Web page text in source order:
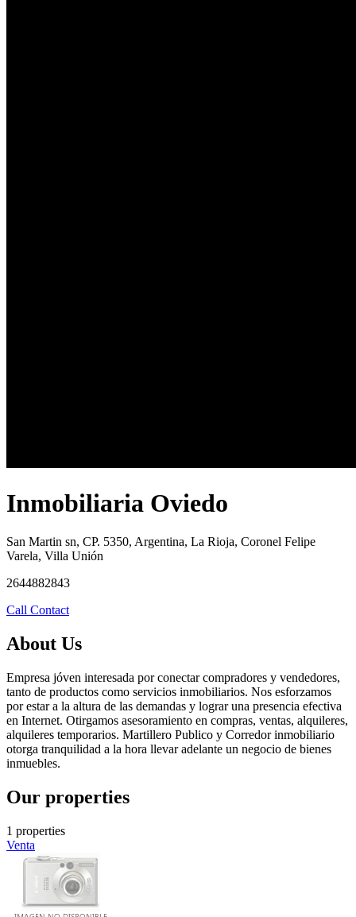
Inmobiliaria Oviedo
San Martin sn, CP. 5350, Argentina, La Rioja, Coronel Felipe
Varela, Villa Unión
2644882843
Call Contact
About Us
Empresa jóven interesada por conectar compradores y vendedores,
tanto de productos como servicios inmobiliarios. Nos esforzamos
por estar a la altura de las demandas y lograr una presencia efectiva
en Internet. Otirgamos asesoramiento en compras, ventas, alquileres,
alquileres temporarios. Martillero Publico y Corredor inmobiliario
otorga tranquilidad a la hora llevar adelante un negocio de bienes
inmuebles.
Our properties
1 properties
Venta